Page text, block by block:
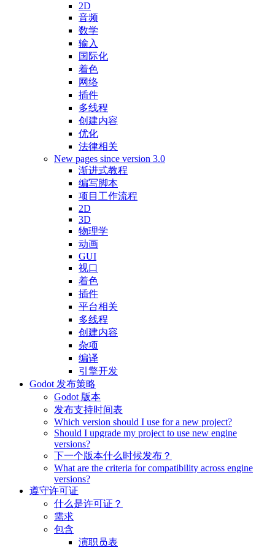
2D
音频
数学
输入
国际化
着色
网络
插件
多线程
创建内容
优化
法律相关
New pages since version 3.0
渐进式教程
编写脚本
项目工作流程
2D
3D
物理学
动画
GUI
视口
着色
插件
平台相关
多线程
创建内容
杂项
编译
引擎开发
Godot 发布策略
Godot 版本
发布支持时间表
Which version should I use for a new project?
Should I upgrade my project to use new engine
versions?
下一个版本什么时候发布？
What are the criteria for compatibility across engine
versions?
遵守许可证
什么是许可证？
需求
包含
演职员表